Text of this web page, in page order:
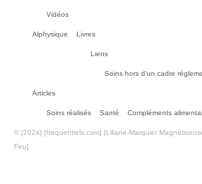
Vidéos
Alphysique Livres
Liens
Soins hors d’un cadre
Articles
Soins réalisés Santé Compléments
© [2024] [frequentiels.com] [Liliane-Marquier
Feu]